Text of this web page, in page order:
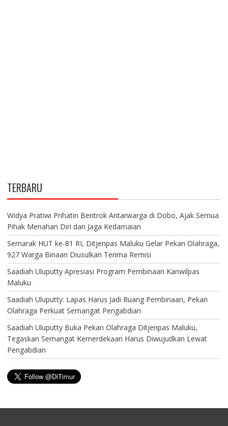
TERBARU
Widya Pratiwi Prihatin Bentrok Antarwarga di Dobo, Ajak Semua
Pihak Menahan Diri dan Jaga Kedamaian
Semarak HUT ke-81 RI, Ditjenpas Maluku Gelar Pekan Olahraga,
927 Warga Binaan Diusulkan Terima Remisi
Saadiah Uluputty Apresiasi Program Pembinaan Kanwilpas
Maluku
Saadiah Uluputty: Lapas Harus Jadi Ruang Pembinaan, Pekan
Olahraga Perkuat Semangat Pengabdian
Saadiah Uluputty Buka Pekan Olahraga Ditjenpas Maluku,
Tegaskan Semangat Kemerdekaan Harus Diwujudkan Lewat
Pengabdian